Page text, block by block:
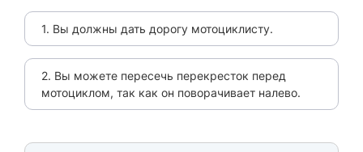
1. Вы должны дать дорогу мотоциклисту.
2. Вы можете пересечь перекресток перед
мотоциклом, так как он поворачивает налево.